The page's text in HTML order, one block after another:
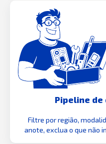
Pipeline de
Filtre por região,
anote, exclua o que não